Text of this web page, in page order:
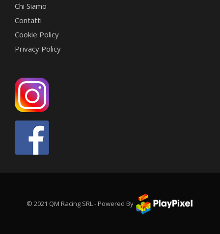
Chi Siamo
Contatti
Cookie Policy
Privacy Policy
© 2021 QM Racing SRL - Powered By